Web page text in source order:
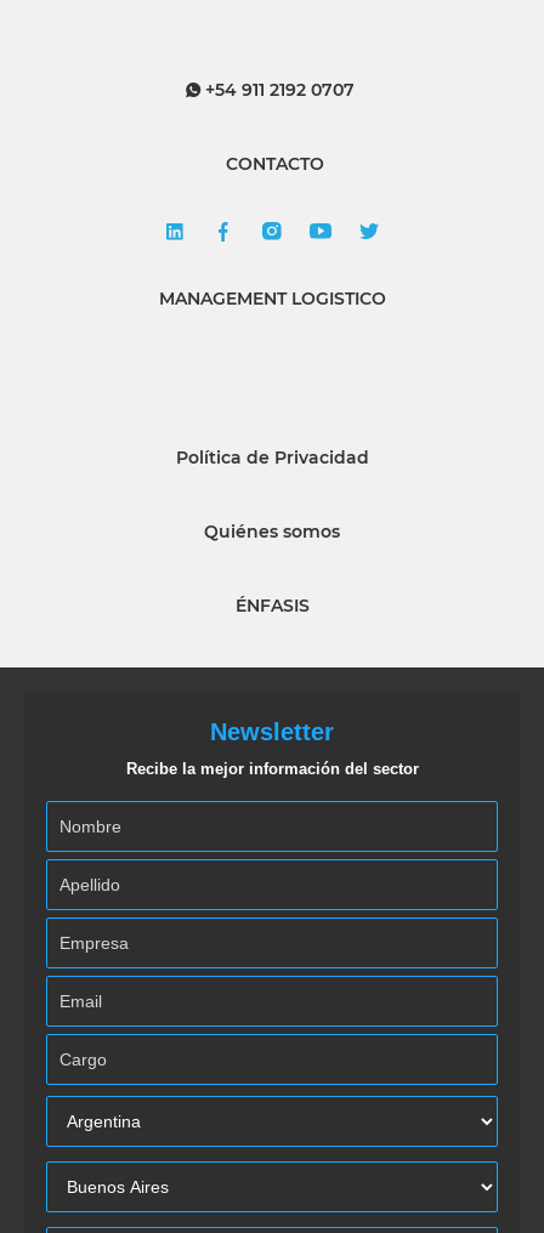
+54 911 2192 0707
CONTACTO
MANAGEMENT LOGISTICO
Política de Privacidad
Quiénes somos
ÉNFASIS
Newsletter
Recibe la mejor información del sector